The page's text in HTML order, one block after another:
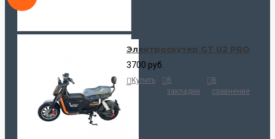
Электроскутер GT U2 PRO
3700 руб.
Купить
В
закладки
В
сравнение